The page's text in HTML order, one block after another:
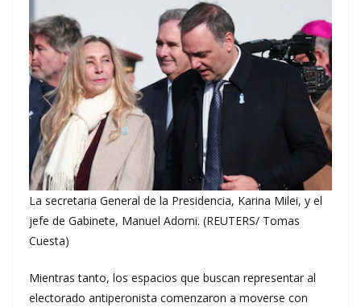
La secretaria General de la Presidencia, Karina Milei, y el
jefe de Gabinete, Manuel Adorni. (REUTERS/ Tomas
Cuesta)
Mientras tanto, los espacios que buscan representar al
electorado antiperonista comenzaron a moverse con